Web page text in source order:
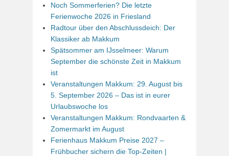
Noch Sommerferien? Die letzte
Ferienwoche 2026 in Friesland
Radtour über den Abschlussdeich: Der
Klassiker ab Makkum
Spätsommer am IJsselmeer: Warum
September die schönste Zeit in Makkum
ist
Veranstaltungen Makkum: 29. August bis
5. September 2026 – Das ist in eurer
Urlaubswoche los
Veranstaltungen Makkum: Rondvaarten &
Zomermarkt im August
Ferienhaus Makkum Preise 2027 –
Frühbucher sichern die Top-Zeiten |